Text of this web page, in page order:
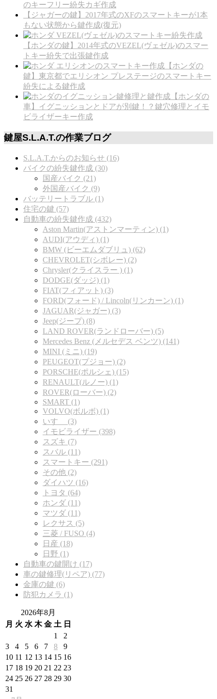
のキーフリー紛失カギ作成
【ジャガーの鍵】2017年式のXFのスマートキーが1本
もない状態から鍵作成(復元)
【ホンダの鍵】2014年式のVEZEL(ヴェゼル)のスマー
トキー紛失で出張鍵作成
【ホンダの
鍵】東京都でエリシオン プレステージのスマートキー
紛失による鍵作成
【ホンダの
車】イグニッションとドアが別鍵！？鍵穴修理とイモ
ビライザーキー作成
鍵屋S.L.A.T.の作業ブログ
S.L.A.T.からのお知らせ (16)
バイクの紛失鍵作成 (30)
国産バイク (21)
外国産バイク (9)
バッテリートラブル (1)
住宅の鍵 (57)
自動車の紛失鍵作成 (432)
Aston Martin(アストンマーティン) (1)
AUDI(アウディ) (1)
BMW (ビーエムダブリュ) (62)
CHEVROLET(シボレー) (2)
Chrysler(クライスラー ) (1)
DODGE(ダッジ) (1)
FIAT(フィアット) (3)
FORD(フォード) / Lincoln(リンカーン) (1)
JAGUAR(ジャガー) (3)
Jeep(ジープ) (8)
LAND ROVER(ランドローバー) (5)
Mercedes Benz (メルセデス ベンツ) (141)
MINI (ミニ) (19)
PEUGEOT(プジョー) (2)
PORSCHE(ポルシェ) (15)
RENAULT(ルノー) (1)
ROVER(ローバー) (2)
SMART (1)
VOLVO(ボルボ) (1)
いすゞ (3)
イモビライザー (398)
スズキ (7)
スバル (11)
スマートキー (291)
その他 (2)
ダイハツ (16)
トヨタ (64)
ホンダ (11)
マツダ (11)
レクサス (5)
三菱 / FUSO (4)
日産 (18)
日野 (1)
自動車の鍵開け (17)
車の鍵修理(リペア) (77)
金庫の鍵 (6)
防犯カメラ (1)
2026年8月
月 火 水 木 金 土 日
1
2
3
4 5 6 7 8
9
10 11 12 13 14 15 16
17 18 19 20 21 22 23
24 25 26 27 28 29 30
31